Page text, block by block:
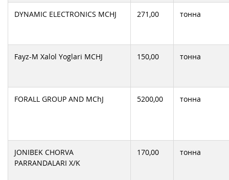
DYNAMIC ELECTRONICS MCHJ 271,00 тонна
Fayz-M Xalol Yoglari MCHJ 150,00 тонна
FORALL GROUP AND MChJ 5200,00 тонна
JONIBEK CHORVA
PARRANDALARI X/K
170,00 тонна